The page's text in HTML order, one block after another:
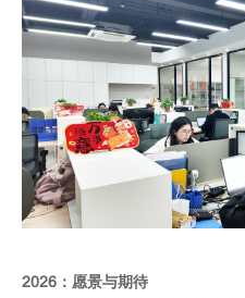
2026：愿景与期待